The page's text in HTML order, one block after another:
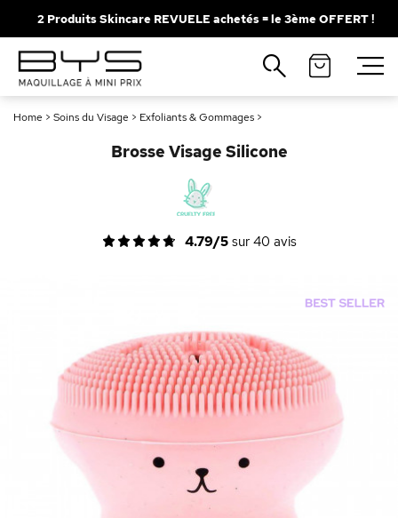
2 Produits Skincare REVUELE achetés = le 3ème OFFERT !
Home > Soins du Visage > Exfoliants & Gommages >
Brosse Visage Silicone
4.79/5sur 40 avis
Fermer
Recherches populaires
Mascara